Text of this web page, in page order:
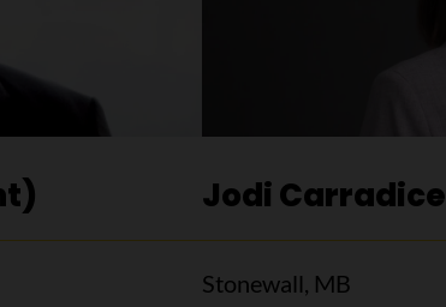
Jodi Carradice
Stonewall, MB